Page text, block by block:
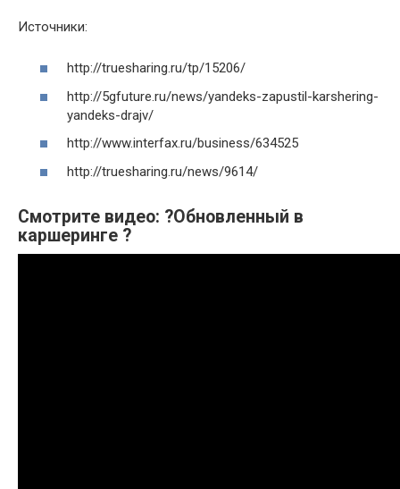
Источники:
http://truesharing.ru/tp/15206/
http://5gfuture.ru/news/yandeks-zapustil-karshering-
yandeks-drajv/
http://www.interfax.ru/business/634525
http://truesharing.ru/news/9614/
Смотрите видео: ?Обновленный в
каршеринге ?